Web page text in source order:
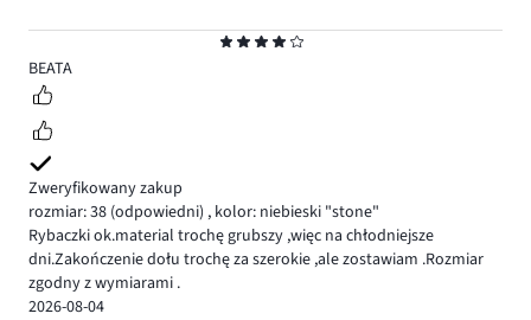
4
BEATA
Zweryfikowany zakup
rozmiar: 38 (odpowiedni) , kolor: niebieski "stone"
Rybaczki ok.material trochę grubszy ,więc na chłodniejsze
dni.Zakończenie dołu trochę za szerokie ,ale zostawiam .Rozmiar
zgodny z wymiarami .
2026-08-04